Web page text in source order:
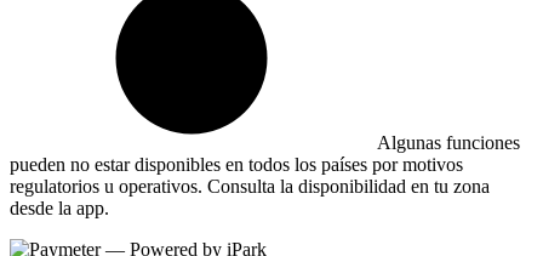
Algunas funciones
pueden no estar disponibles en todos los países por motivos
regulatorios u operativos. Consulta la disponibilidad en tu zona
desde la app.